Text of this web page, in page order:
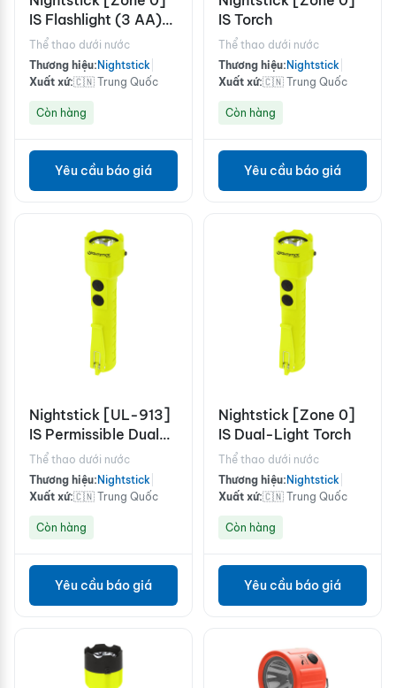
IS Flashlight (3 AA)
w/Kit
Thể thao dưới nước
Thương hiệu: Nightstick
Xuất xứ:🇨🇳 Trung Quốc
Còn hàng
Yêu cầu báo giá
IS Torch
Thể thao dưới nước
Thương hiệu: Nightstick
Xuất xứ:🇨🇳 Trung Quốc
Còn hàng
Yêu cầu báo giá
Nightstick [UL-913]
IS Permissible Dual-
Light Flashlight
Thể thao dưới nước
Thương hiệu: Nightstick
Xuất xứ:🇨🇳 Trung Quốc
Còn hàng
Yêu cầu báo giá
Nightstick [Zone 0]
IS Dual-Light Torch
Thể thao dưới nước
Thương hiệu: Nightstick
Xuất xứ:🇨🇳 Trung Quốc
Còn hàng
Yêu cầu báo giá